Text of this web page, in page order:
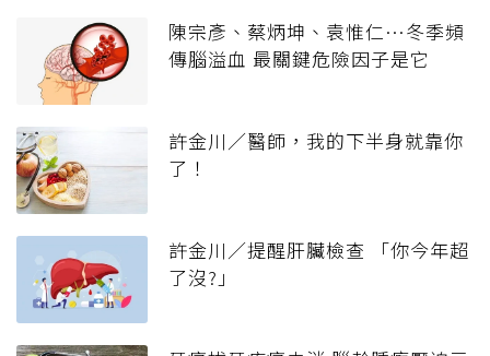
陳宗彥、蔡炳坤、袁惟仁…冬季頻
傳腦溢血 最關鍵危險因子是它
許金川／醫師，我的下半身就靠你
了！
許金川／提醒肝臟檢查 「你今年超
了沒?」